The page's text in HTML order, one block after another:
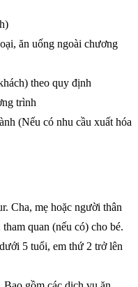
ăn uống ngoài chương
theo quy định
trình
(Nếu có nhu cầu xuất hóa
Cha, mẹ hoặc người thân
quan (nếu có) cho bé.
5 tuổi, em thứ 2 trở lên